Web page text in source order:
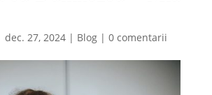
dec. 27, 2024| Blog| 0 comentarii